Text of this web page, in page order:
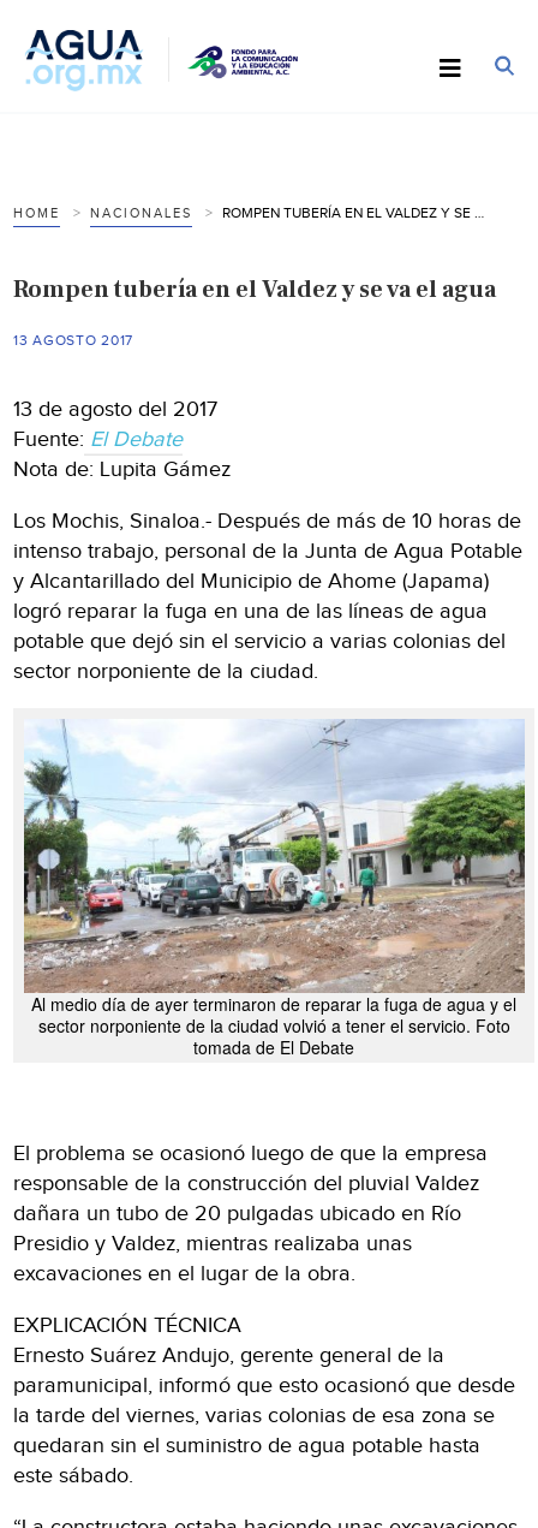
HOME NACIONALES
Rompen tubería en el Valdez y se va el agua
13 AGOSTO 2017
13 de agosto del 2017
Fuente: El Debate
Nota de: Lupita Gámez
Los Mochis, Sinaloa.- Después de más de 10 horas de
intenso trabajo, personal de la Junta de Agua Potable
y Alcantarillado del Municipio de Ahome (Japama)
logró reparar la fuga en una de las líneas de agua
potable que dejó sin el servicio a varias colonias del
sector norponiente de la ciudad.
Al medio día de ayer terminaron de reparar la fuga de agua y el
sector norponiente de la ciudad volvió a tener el servicio. Foto
tomada de El Debate
El problema se ocasionó luego de que la empresa
responsable de la construcción del pluvial Valdez
dañara un tubo de 20 pulgadas ubicado en Río
Presidio y Valdez, mientras realizaba unas
excavaciones en el lugar de la obra.
EXPLICACIÓN TÉCNICA
Ernesto Suárez Andujo, gerente general de la
paramunicipal, informó que esto ocasionó que desde
la tarde del viernes, varias colonias de esa zona se
quedaran sin el suministro de agua potable hasta
este sábado.